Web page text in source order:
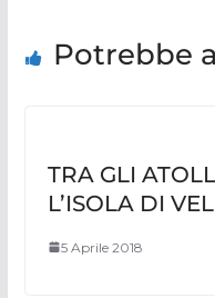
Potrebbe
TRA GLI
L’ISOLA DI
5 Aprile 2018